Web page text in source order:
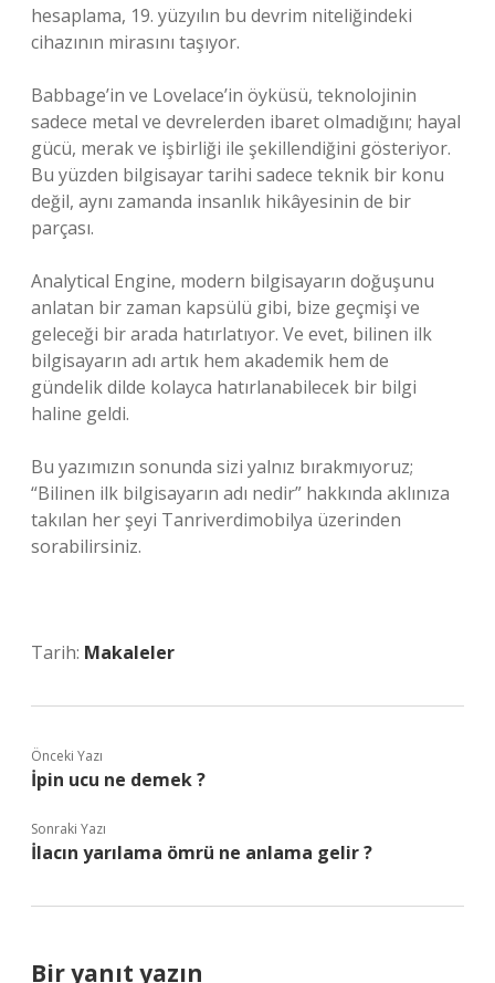
hesaplama, 19. yüzyılın bu devrim niteliğindeki
cihazının mirasını taşıyor.
Babbage’in ve Lovelace’in öyküsü, teknolojinin
sadece metal ve devrelerden ibaret olmadığını; hayal
gücü, merak ve işbirliği ile şekillendiğini gösteriyor.
Bu yüzden bilgisayar tarihi sadece teknik bir konu
değil, aynı zamanda insanlık hikâyesinin de bir
parçası.
Analytical Engine, modern bilgisayarın doğuşunu
anlatan bir zaman kapsülü gibi, bize geçmişi ve
geleceği bir arada hatırlatıyor. Ve evet, bilinen ilk
bilgisayarın adı artık hem akademik hem de
gündelik dilde kolayca hatırlanabilecek bir bilgi
haline geldi.
Bu yazımızın sonunda sizi yalnız bırakmıyoruz;
“Bilinen ilk bilgisayarın adı nedir” hakkında aklınıza
takılan her şeyi Tanriverdimobilya üzerinden
sorabilirsiniz.
Tarih: Makaleler
Önceki Yazı
İpin ucu ne demek ?
Sonraki Yazı
İlacın yarılama ömrü ne anlama gelir ?
Bir yanıt yazın